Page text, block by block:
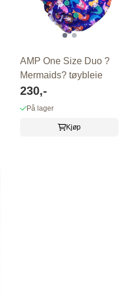
AMP One Size Duo ?
Mermaids? tøybleie
230,-
På lager
Kjøp